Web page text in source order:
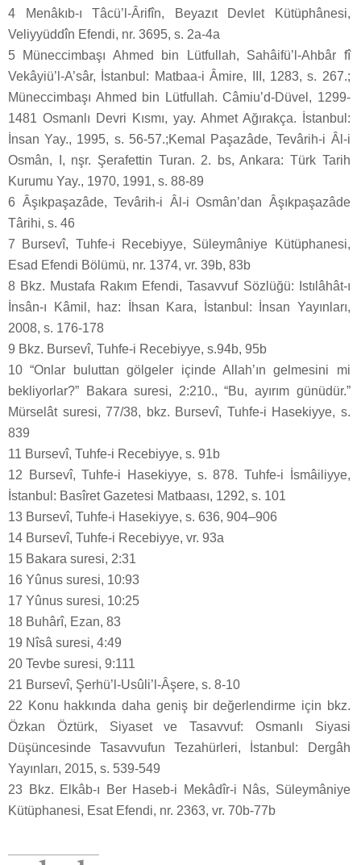
4 Menâkıb-ı Tâcü’l-Ârifîn, Beyazıt Devlet Kütüphânesi,
Veliyyüddîn Efendi, nr. 3695, s. 2a-4a
5 Müneccimbaşı Ahmed bin Lütfullah, Sahâifü’l-Ahbâr fî
Vekâyiü’l-A’sâr, İstanbul: Matbaa-i Âmire, III, 1283, s. 267.;
Müneccimbaşı Ahmed bin Lütfullah. Câmiu’d-Düvel, 1299-
1481 Osmanlı Devri Kısmı, yay. Ahmet Ağırakça. İstanbul:
İnsan Yay., 1995, s. 56-57.;Kemal Paşazâde, Tevârih-i Âl-i
Osmân, I, nşr. Şerafettin Turan. 2. bs, Ankara: Türk Tarih
Kurumu Yay., 1970, 1991, s. 88-89
6 Âşıkpaşazâde, Tevârih-i Âl-i Osmân’dan Âşıkpaşazâde
Târihi, s. 46
7 Bursevî, Tuhfe-i Recebiyye, Süleymâniye Kütüphanesi,
Esad Efendi Bölümü, nr. 1374, vr. 39b, 83b
8 Bkz. Mustafa Rakım Efendi, Tasavvuf Sözlüğü: Istılâhât-ı
İnsân-ı Kâmil, haz: İhsan Kara, İstanbul: İnsan Yayınları,
2008, s. 176-178
9 Bkz. Bursevî, Tuhfe-i Recebiyye, s.94b, 95b
10 “Onlar buluttan gölgeler içinde Allah’ın gelmesini mi
bekliyorlar?” Bakara suresi, 2:210., “Bu, ayırım günüdür.”
Mürselât suresi, 77/38, bkz. Bursevî, Tuhfe-i Hasekiyye, s.
839
11 Bursevî, Tuhfe-i Recebiyye, s. 91b
12 Bursevî, Tuhfe-i Hasekiyye, s. 878. Tuhfe-i İsmâiliyye,
İstanbul: Basîret Gazetesi Matbaası, 1292, s. 101
13 Bursevî, Tuhfe-i Hasekiyye, s. 636, 904–906
14 Bursevî, Tuhfe-i Recebiyye, vr. 93a
15 Bakara suresi, 2:31
16 Yûnus suresi, 10:93
17 Yûnus suresi, 10:25
18 Buhârî, Ezan, 83
19 Nîsâ suresi, 4:49
20 Tevbe suresi, 9:111
21 Bursevî, Şerhü’l-Usûli’l-Âşere, s. 8-10
22 Konu hakkında daha geniş bir değerlendirme için bkz.
Özkan Öztürk, Siyaset ve Tasavvuf: Osmanlı Siyasi
Düşüncesinde Tasavvufun Tezahürleri, İstanbul: Dergâh
Yayınları, 2015, s. 539-549
23 Bkz. Elkâb-ı Ber Haseb-i Mekâdîr-i Nâs, Süleymâniye
Kütüphanesi, Esat Efendi, nr. 2363, vr. 70b-77b